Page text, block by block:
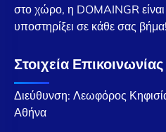
στο χώρο, η DOMAINGR
υποστηρίξει σε κάθε σας βήμα!
Στοιχεία Επικοινωνίας
Διεύθυνση: Λεωφόρος
Αθήνα